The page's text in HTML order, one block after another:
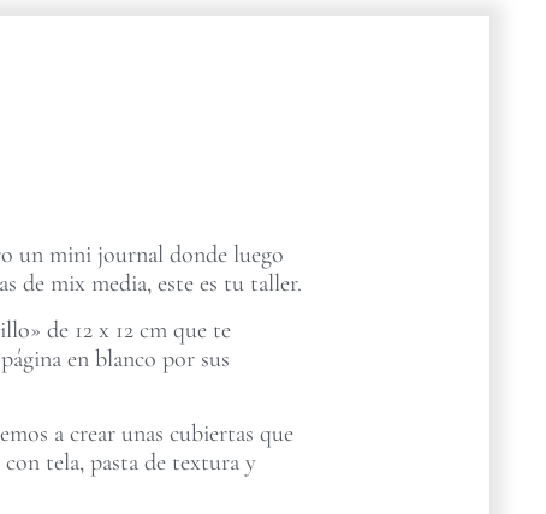
un mini journal donde luego
de mix media, este es tu taller.
de 12 x 12 cm que te
en blanco por sus
a crear unas cubiertas que
tela, pasta de textura y